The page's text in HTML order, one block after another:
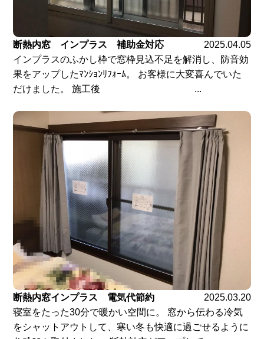
断熱内窓 インプラス 補助金対応
2025.04.05
インプラスのふかし枠で窓枠見込不足を解消し、防音効
果をアップしたﾏﾝｼｮﾝﾘﾌｫｰﾑ。 お客様に大変喜んでいた
だけました。 施工後 ...
断熱内窓インプラス 電気代節約
2025.03.20
寝室をたった30分で暖かい空間に。 窓から伝わる冷気
をシャットアウトして、寒い冬も快適に過ごせるように